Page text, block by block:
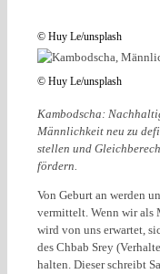
© Huy Le/unsplash
© Huy Le/unsplash
Kambodscha:
Männlichkeit neu zu
stellen und
fördern.
Von Geburt an werden
vermittelt. Wenn wir als
wird von uns erwartet,
des Chbab Srey
halten. Dieser schreibt